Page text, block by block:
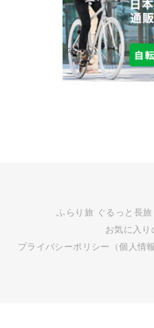
ふらり旅 ぐるっと長旅
お気に入
プライバシーポリシー（個人情